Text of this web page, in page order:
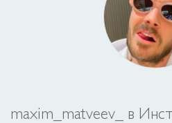
maxim_matveev_ в